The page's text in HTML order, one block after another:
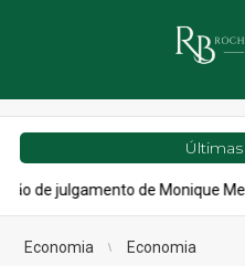
de Monique Medeiros
Economia Economia